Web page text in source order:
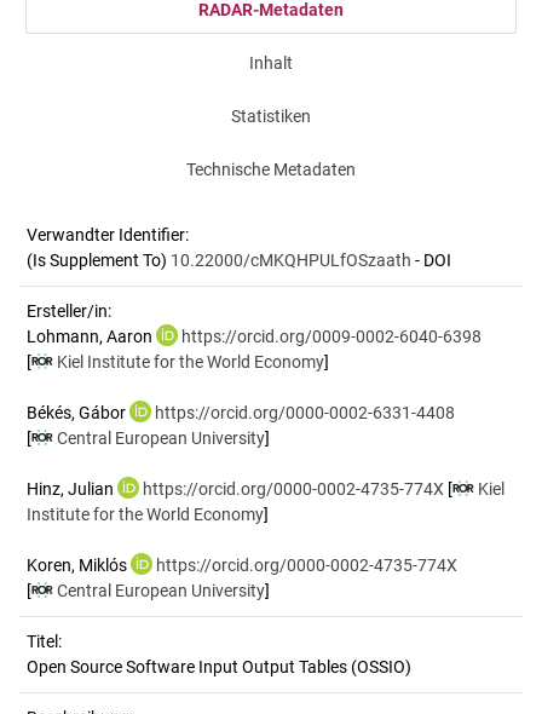
RADAR-Metadaten
Inhalt
Statistiken
Technische Metadaten
Verwandter Identifier:
(Is Supplement To) 10.22000/cMKQHPULfOSzaath - DOI
Ersteller/in:
Lohmann, Aaron
https://orcid.org/0009-0002-6040-6398
[
Kiel Institute for the World Economy]
Békés, Gábor
https://orcid.org/0000-0002-6331-4408
[
Central European University]
Hinz, Julian https://orcid.org/0000-0002-4735-774X [
Kiel
Institute for the World Economy]
Koren, Miklós
https://orcid.org/0000-0002-4735-774X
[
Central European University]
Titel:
Open Source Software Input Output Tables (OSSIO)